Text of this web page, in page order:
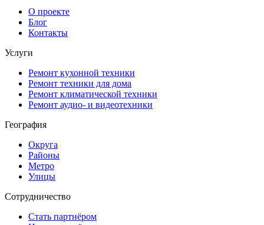
О проекте
Блог
Контакты
Услуги
Ремонт кухонной техники
Ремонт техники для дома
Ремонт климатической техники
Ремонт аудио- и видеотехники
География
Округа
Районы
Метро
Улицы
Сотрудничество
Стать партнёром